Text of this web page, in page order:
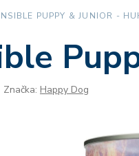
PUPPY & JUNIOR -
Značka: Happy Dog